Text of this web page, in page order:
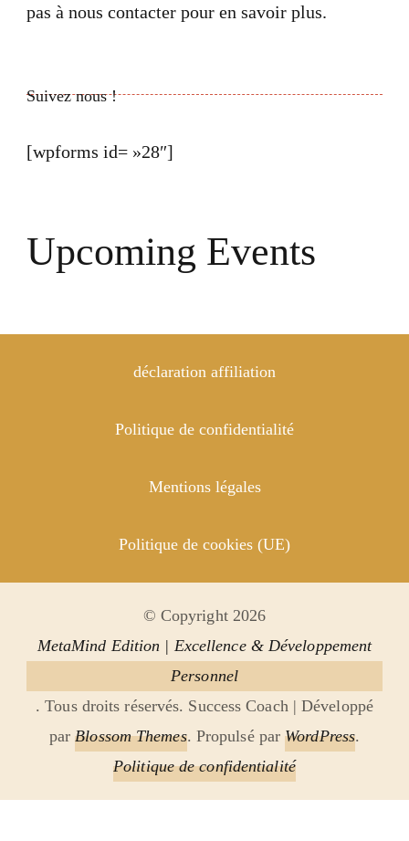
pas à nous contacter pour en savoir plus.
Suivez nous !
[wpforms id= »28″]
Upcoming Events
déclaration affiliation
Politique de confidentialité
Mentions légales
Politique de cookies (UE)
© Copyright 2026
MetaMind Edition | Excellence & Développement
Personnel
. Tous droits réservés. Success Coach | Développé
parBlossom Themes. Propulsé parWordPress.
Politique de confidentialité